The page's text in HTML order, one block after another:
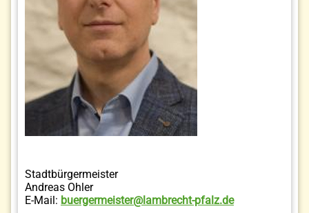
Stadtbürgermeister
Andreas Ohler
E-Mail: buergermeister@lambrecht-pfalz.de